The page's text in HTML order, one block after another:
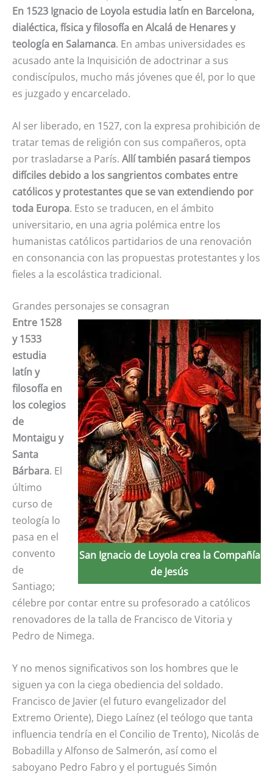
En 1523 Ignacio de Loyola estudia latín en Barcelona,
dialéctica, física y filosofía en Alcalá de Henares y
teología en Salamanca. En ambas universidades es
acusado ante la Inquisición de adoctrinar a sus
condiscípulos, mucho más jóvenes que él, por lo que
es juzgado y encarcelado.
Al ser liberado, en 1527, con la expresa prohibición de
tratar temas de religión con sus compañeros, opta
por trasladarse a París. Allí también pasará tiempos
difíciles debido a los sangrientos combates entre
católicos y protestantes que se van extendiendo por
toda Europa. Esto se traducen, en el ámbito
universitario, en una agria polémica entre los
humanistas católicos partidarios de una renovación
en consonancia con las propuestas protestantes y los
fieles a la escolástica tradicional.
Grandes personajes se consagran
San Ignacio de Loyola crea la Compañía
de Jesús
Entre 1528
y 1533
estudia
latín y
filosofía en
los colegios
de
Montaigu y
Santa
Bárbara. El
último
curso de
teología lo
pasa en el
convento
de
Santiago;
célebre por contar entre su profesorado a católicos
renovadores de la talla de Francisco de Vitoria y
Pedro de Nimega.
Y no menos significativos son los hombres que le
siguen ya con la ciega obediencia del soldado.
Francisco de Javier (el futuro evangelizador del
Extremo Oriente), Diego Laínez (el teólogo que tanta
influencia tendría en el Concilio de Trento), Nicolás de
Bobadilla y Alfonso de Salmerón, así como el
saboyano Pedro Fabro y el portugués Simón